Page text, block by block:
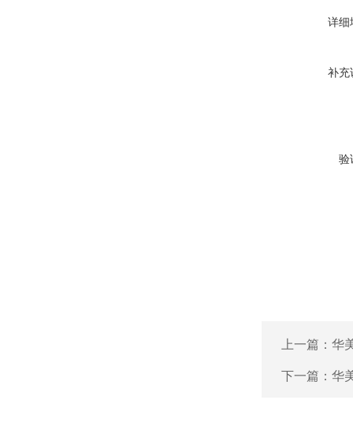
详细
补充
验
上一篇： 华
下一篇： 华